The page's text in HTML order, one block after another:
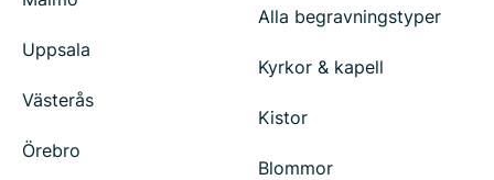
Uppsala
Västerås
Örebro
Alla begravningstyper
Kyrkor & kapell
Kistor
Blommor